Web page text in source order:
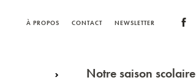
À PROPOS CONTACT NEWSLETTER
Notre saison scolaire